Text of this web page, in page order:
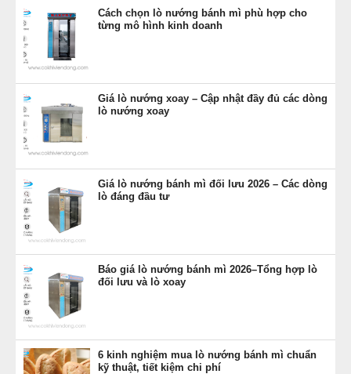
Cách chọn lò nướng bánh mì phù hợp cho
từng mô hình kinh doanh
Giá lò nướng xoay – Cập nhật đầy đủ các dòng
lò nướng xoay
Giá lò nướng bánh mì đối lưu 2026 – Các dòng
lò đáng đầu tư
Báo giá lò nướng bánh mì 2026–Tổng hợp lò
đối lưu và lò xoay
6 kinh nghiệm mua lò nướng bánh mì chuẩn
kỹ thuật, tiết kiệm chi phí